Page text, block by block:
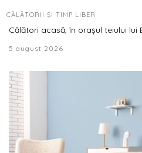
CĂLĂTORII ȘI TIMP LIBER
Călători acasă, în orașul teiului lui
5 august 2026